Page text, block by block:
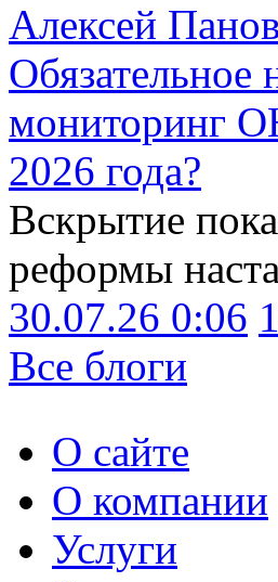
Алексей Панов
Обязательное
мониторинг
2026 года?
Вскрытие
реформы
30.07.26 0:06
Все блоги
О сайте
О компании
Услуги